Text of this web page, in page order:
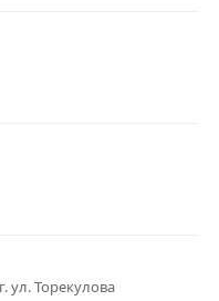
ул. Торекулова